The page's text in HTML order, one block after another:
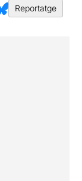
Reportatge